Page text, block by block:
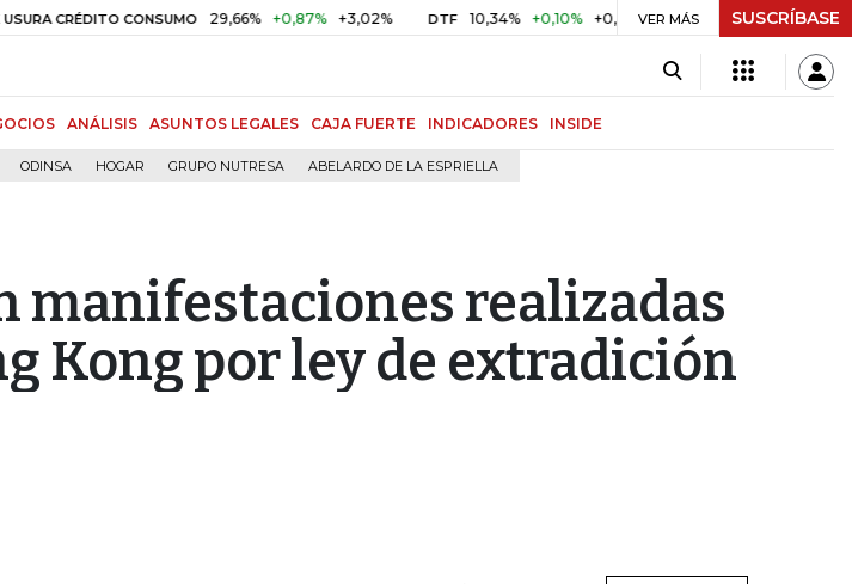
CONSUMO 29,66% +0,87% +3,02% DTF 10,34% +0,10% +0,98% UVR $ 416,91 +$ 0,05 +0,01%
VER MÁS SUSCRÍBASE
ANÁLISIS ASUNTOS LEGALES CAJA FUERTE INDICADORES INSIDE
ODINSA HOGAR GRUPO NUTRESA ABELARDO DE LA ESPRIELLA
manifestaciones realizadas
Kong por ley de extradición